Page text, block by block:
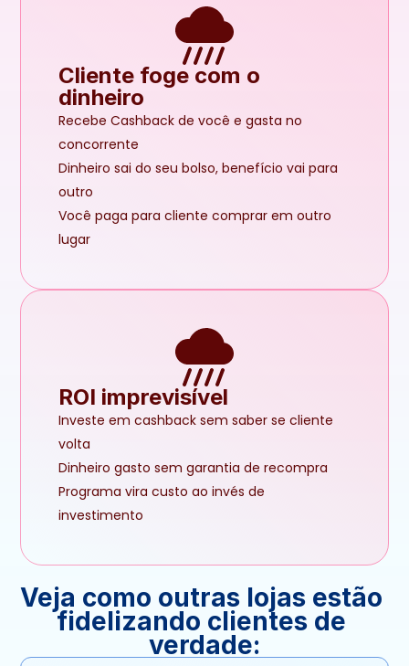
Cliente foge com o
dinheiro
Recebe Cashback de você e gasta no
concorrente
Dinheiro sai do seu bolso, benefício vai para
outro
Você paga para cliente comprar em outro
lugar
ROI imprevisível
Investe em cashback sem saber se cliente
volta
Dinheiro gasto sem garantia de recompra
Programa vira custo ao invés de
investimento
Veja como outras lojas estão
fidelizando clientes de
verdade: